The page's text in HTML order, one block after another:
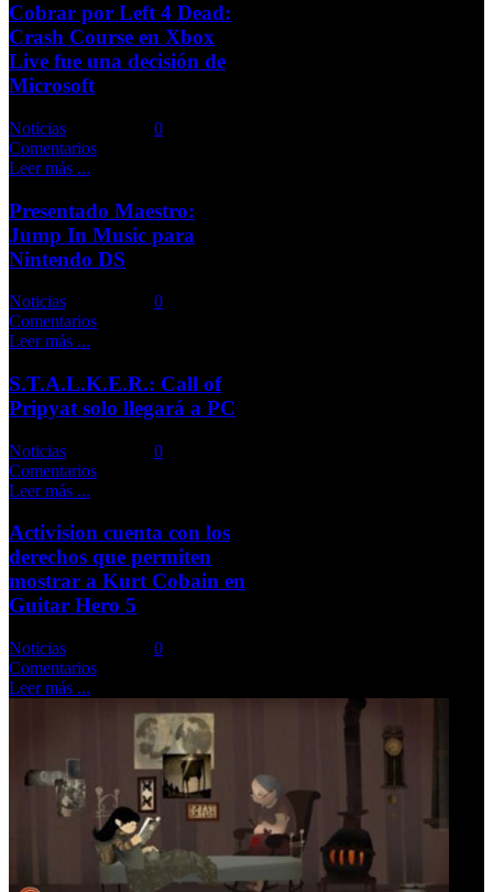
Cobrar por Left 4 Dead:
Crash Course en Xbox
Live fue una decisión de
Microsoft
Noticias
0
Comentarios
Leer más ...
Presentado Maestro:
Jump In Music para
Nintendo DS
Noticias
0
Comentarios
Leer más ...
S.T.A.L.K.E.R.: Call of
Pripyat solo llegará a PC
Noticias
0
Comentarios
Leer más ...
Activision cuenta con los
derechos que permiten
mostrar a Kurt Cobain en
Guitar Hero 5
Noticias
0
Comentarios
Leer más ...